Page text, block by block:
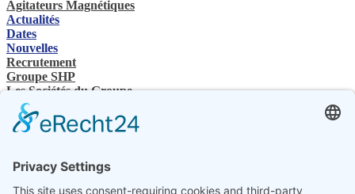
Agitateurs Magnétiques
Actualités
Dates
Nouvelles
Recrutement
Groupe SHP
Les Sociétés du Groupe
Contacts
Nous contactez
Revendeurs spécialisés
Téléchargements SHP